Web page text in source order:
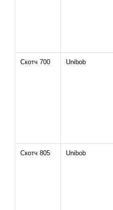
Скотч 700 Unibob
Скотч 805 Unibob